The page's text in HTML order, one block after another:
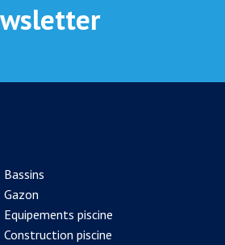
Bassins
Gazon
Equipements piscine
Construction piscine